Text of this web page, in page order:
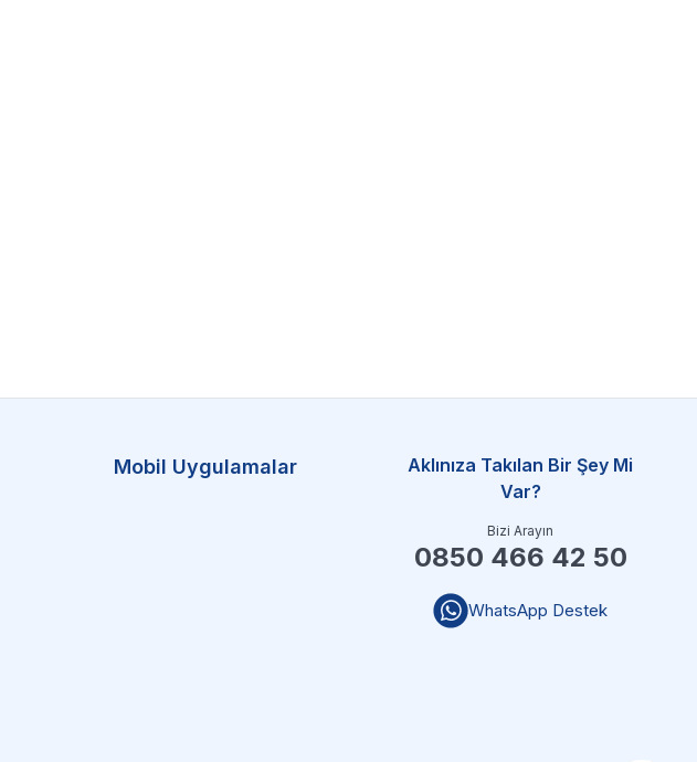
Mobil Uygulamalar
Aklınıza Takılan Bir Şey Mi
Var?
Bizi Arayın
0850 466 42 50
WhatsApp Destek